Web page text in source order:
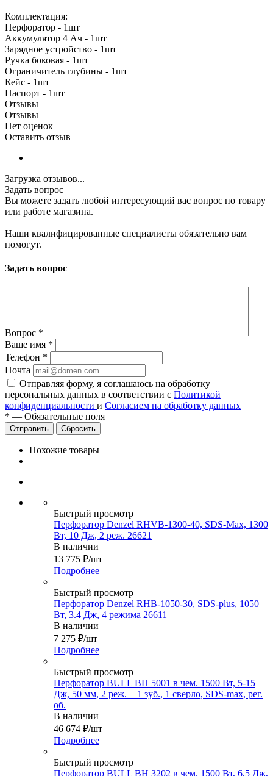
Комплектация:
Перфоратор - 1шт
Аккумулятор 4 Ач - 1шт
Зарядное устройство - 1шт
Ручка боковая - 1шт
Ограничитель глубины - 1шт
Кейс - 1шт
Паспорт - 1шт
Отзывы
Отзывы
Нет оценок
Оставить отзыв
Загрузка отзывов...
Задать вопрос
Вы можете задать любой интересующий вас вопрос по товару
или работе магазина.
Наши квалифицированные специалисты обязательно вам
помогут.
Задать вопрос
Вопрос *
Ваше имя *
Телефон *
Почта
Отправляя форму, я соглашаюсь на обработку
персональных данных в соответствии с Политикой
конфиденциальности и Согласием на обработку данных
* — Обязательные поля
Сбросить
Похожие товары
Быстрый просмотр
Перфоратор Denzel RHVB-1300-40, SDS-Max, 1300
Вт, 10 Дж, 2 реж. 26621
В наличии
13 775 ₽/шт
Подробнее
Быстрый просмотр
Перфоратор Denzel RHB-1050-30, SDS-plus, 1050
Вт, 3.4 Дж, 4 режима 26611
В наличии
7 275 ₽/шт
Подробнее
Быстрый просмотр
Перфоратор BULL BH 5001 в чем. 1500 Вт, 5-15
Дж, 50 мм, 2 реж. + 1 зуб., 1 сверло, SDS-max, рег.
об.
В наличии
46 674 ₽/шт
Подробнее
Быстрый просмотр
Перфоратор BULL BH 3202 в чем. 1500 Вт, 6,5 Дж,